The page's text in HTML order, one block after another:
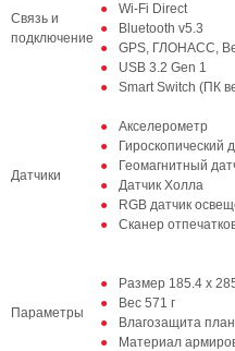
Связь и
подключение
Wi-Fi Direct
Bluetooth v5.3
GPS, ГЛОНАСС,
USB 3.2 Gen 1
Smart Switch (ПК
Датчики
Акселерометр
Гироскопический
Геомагнитный
Датчик Холла
RGB датчик
Сканер
Параметры
Размер 185.4 x
Вес 571 г
Влагозащита
Материал